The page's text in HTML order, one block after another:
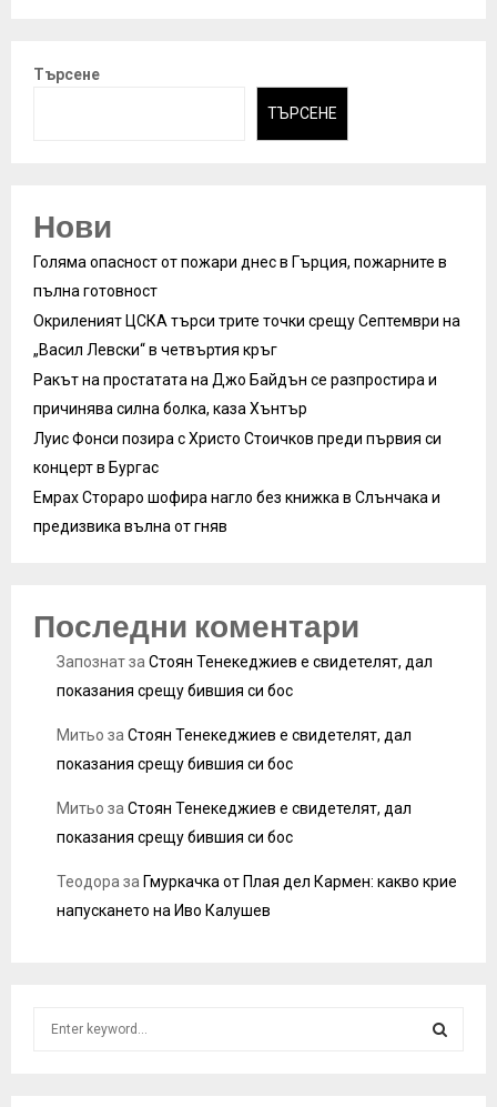
Търсене
ТЪРСЕНЕ
Нови
Голяма опасност от пожари днес в Гърция, пожарните в
пълна готовност
Окриленият ЦСКА търси трите точки срещу Септември на
„Васил Левски“ в четвъртия кръг
Ракът на простатата на Джо Байдън се разпростира и
причинява силна болка, каза Хънтър
Луис Фонси позира с Христо Стоичков преди първия си
концерт в Бургас
Емрах Стораро шофира нагло без книжка в Слънчака и
предизвика вълна от гняв
Последни коментари
Запознатза Стоян Тенекеджиев е свидетелят, дал
показания срещу бившия си бос
Митьо за Стоян Тенекеджиев е свидетелят, дал
показания срещу бившия си бос
Митьо за Стоян Тенекеджиев е свидетелят, дал
показания срещу бившия си бос
Теодора за Гмуркачка от Плая дел Кармен: какво крие
напускането на Иво Калушев